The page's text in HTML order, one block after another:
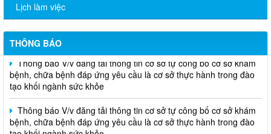
Lịch làm việc
THÔNG BÁO
Thông báo V/v đăng tải thông tin cơ sở tự công bố cơ sở khám
bệnh, chữa bệnh đáp ứng yêu cầu là cơ sở thực hành trong đào
tạo khối ngành sức khỏe
Thông báo V/v đăng tải thông tin cơ sở tự công bố cơ sở khám
bệnh, chữa bệnh đáp ứng yêu cầu là cơ sở thực hành trong đào
tạo khối ngành sức khỏe
Thông báo V/v đăng tải thông tin cơ sở tự công bố cơ sở khám
bệnh, chữa bệnh đáp ứng yêu cầu là cơ sở thực hành trong đào
tạo khối ngành sức khỏe